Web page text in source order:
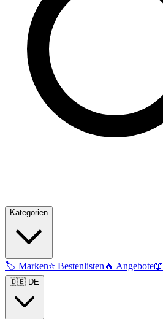
Kategorien
🏷️ Marken⭐ Bestenlisten 🔥 Angebote📖
🇩🇪 DE